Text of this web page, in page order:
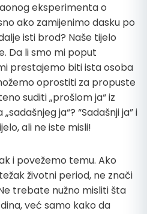
eksperimenta o
ako zamijenimo dasku po
isti brod? Naše tijelo
Da li smo mi poput
prestajemo biti ista osoba
oprostiti za propuste
suditi „prošlom ja“ iz
ja“? “Sadašnji ja” i
ali ne iste misli!
i povežemo temu. Ako
životni period, ne znači
trebate nužno misliti šta
već samo kako da